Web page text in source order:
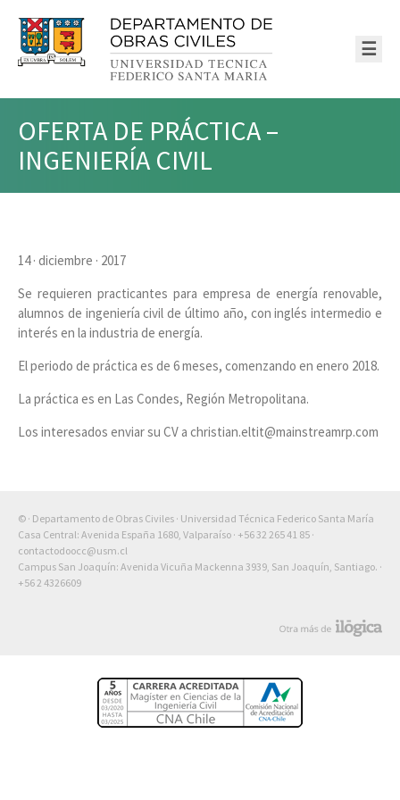
☰
OFERTA DE PRÁCTICA –
INGENIERÍA CIVIL
14 · diciembre · 2017
Se requieren practicantes para empresa de energía renovable,
alumnos de ingeniería civil de último año, con inglés intermedio e
interés en la industria de energía.
El periodo de práctica es de 6 meses, comenzando en enero 2018.
La práctica es en Las Condes, Región Metropolitana.
Los interesados enviar su CV a christian.eltit@mainstreamrp.com
© · Departamento de Obras Civiles · Universidad Técnica Federico Santa María
Casa Central: Avenida España 1680, Valparaíso · +56 32 265 41 85 ·
contactodoocc@usm.cl
Campus San Joaquín: Avenida Vicuña Mackenna 3939, San Joaquín, Santiago. ·
+56 2 4326609